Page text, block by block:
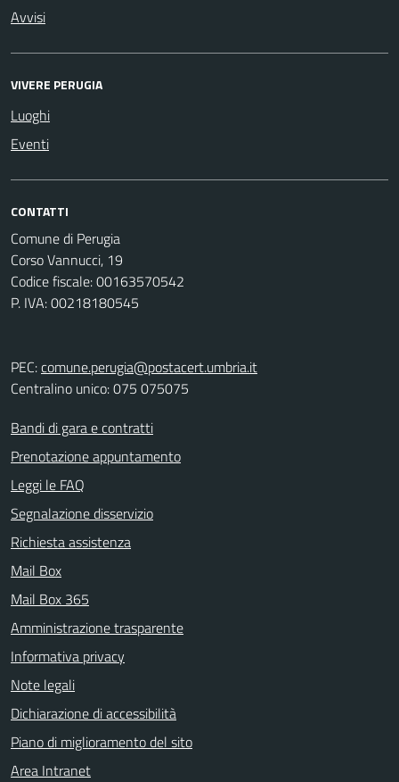
Avvisi
VIVERE PERUGIA
Luoghi
Eventi
CONTATTI
Comune di Perugia
Corso Vannucci, 19
Codice fiscale: 00163570542
P. IVA: 00218180545
PEC:comune.perugia@postacert.umbria.it
Centralino unico: 075 075075
Bandi di gara e contratti
Prenotazione appuntamento
Leggi le FAQ
Segnalazione disservizio
Richiesta assistenza
Mail Box
Mail Box 365
Amministrazione trasparente
Informativa privacy
Note legali
Dichiarazione di accessibilità
Piano di miglioramento del sito
Area Intranet